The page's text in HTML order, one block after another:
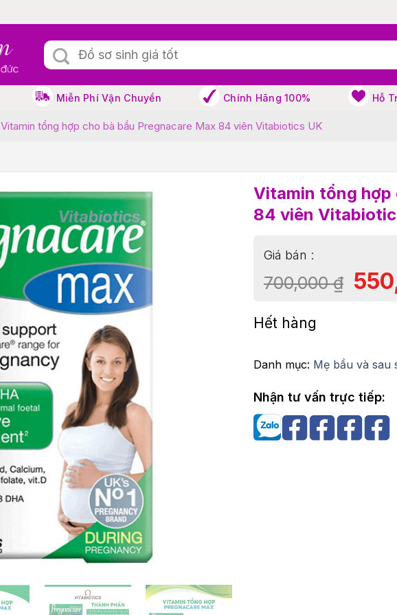
Tìm
kiếm:
Miễn Phí Vận Chuyển Chính Hãng 100% Hỗ
Vitamin tổng hợp cho bà bầu Pregnacare Max 84 viên Vitabiotics UK
Vitamin tổng hợp
84 viên
700,000₫
Hết hàng
Danh mục: Mẹ bầu và sau
Nhận tư vấn trực tiếp: